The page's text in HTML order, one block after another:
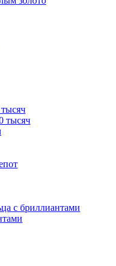
тысяч
с бриллиантами